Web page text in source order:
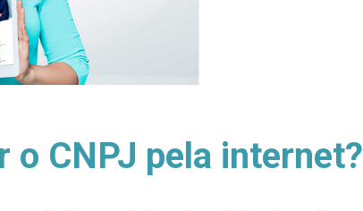
o CNPJ pela internet?